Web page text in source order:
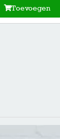
Toevoegen